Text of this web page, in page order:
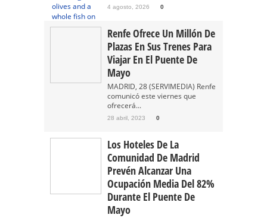
4 agosto, 2026 0
Renfe Ofrece Un Millón De
Plazas En Sus Trenes Para
Viajar En El Puente De
Mayo
MADRID, 28 (SERVIMEDIA) Renfe
comunicó este viernes que
ofrecerá...
28 abril, 2023 0
Los Hoteles De La
Comunidad De Madrid
Prevén Alcanzar Una
Ocupación Media Del 82%
Durante El Puente De
Mayo